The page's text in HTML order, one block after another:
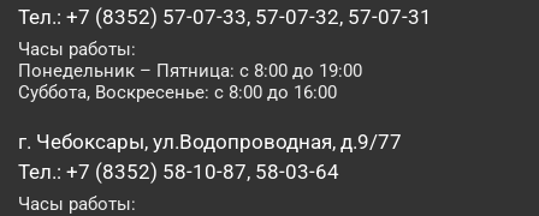
Тел.: +7 (8352) 57-07-33, 57-07-32, 57-07-31
Часы работы:
Понедельник – Пятница: с 8:00 до 19:00
Суббота, Воскресенье: с 8:00 до 16:00
г. Чебоксары, ул.Водопроводная, д.9/77
Тел.: +7 (8352) 58-10-87, 58-03-64
Часы работы: